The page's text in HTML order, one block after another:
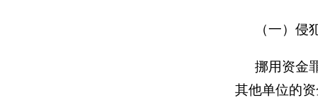
（一）侵
挪用资金
其他单位的